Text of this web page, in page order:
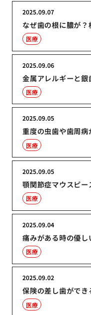
なぜ歯の根に膿が
2025.09.07
医療
金属アレルギーと銀
2025.09.06
医療
重度の虫歯や歯周
2025.09.05
医療
顎関節症マウスピ
2025.09.05
医療
痛みがある時の優
2025.09.04
医療
保険の差し歯がで
2025.09.02
医療